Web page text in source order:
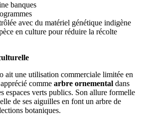
banques
avec du matériel génétique indigène
en culture pour réduire la récolte
ait une utilisation commerciale limitée en
comme arbre ornemental dans
espaces verts publics. Son allure formelle
de ses aiguilles en font un arbre de
botaniques.